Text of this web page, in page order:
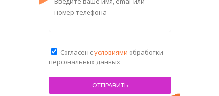
Согласен сусловиями обработки
персональных данных